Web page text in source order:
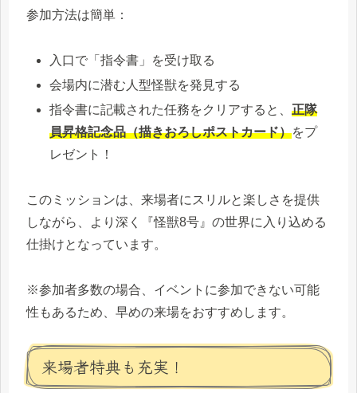
参加方法は簡単：
入口で「指令書」を受け取る
会場内に潜む人型怪獣を発見する
指令書に記載された任務をクリアすると、正隊
員昇格記念品（描きおろしポストカード）をプ
レゼント！
このミッションは、来場者にスリルと楽しさを提供
しながら、より深く『怪獣8号』の世界に入り込める
仕掛けとなっています。
※参加者多数の場合、イベントに参加できない可能
性もあるため、早めの来場をおすすめします。
来場者特典も充実！